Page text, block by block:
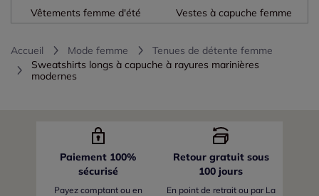
Vêtements femme d'été Vestes à capuche femme
Accueil Mode femme
Tenues de détente femme
Sweatshirts longs à capuche à rayures marinières
modernes
Paiement 100%
sécurisé
Payez comptant ou en
Retour gratuit sous
100 jours
En point de retrait ou par La